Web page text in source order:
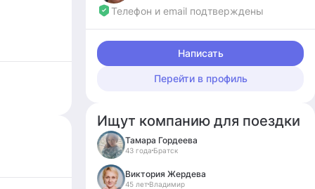
Телефон и email подтверждены
Написать
Перейти в профиль
Ищут компанию для поездки
Тамара Гордеева
43 года Братск
Виктория Жердева
45 лет Владимир